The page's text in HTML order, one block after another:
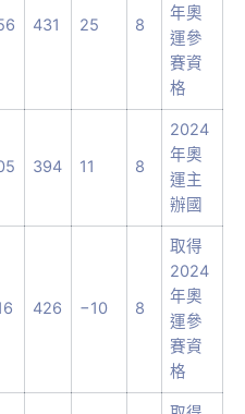
431 25 8
年奧
運參
賽資
格
394 11 8
2024
年奧
運主
辦國
426 −10 8
取得
2024
年奧
運參
賽資
格